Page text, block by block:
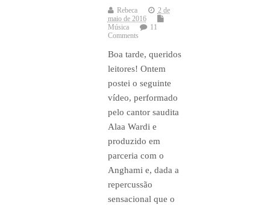
Rebeca
2 de
maio de 2016
Música
11
Comments
Boa tarde, queridos
leitores! Ontem
postei o seguinte
vídeo, performado
pelo cantor saudita
Alaa Wardi e
produzido em
parceria com o
Anghami e, dada a
repercussão
sensacional que o